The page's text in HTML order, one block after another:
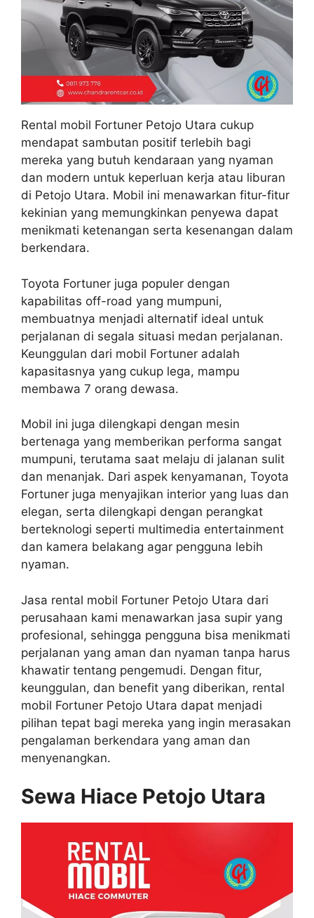
Rental mobil Fortuner Petojo Utara cukup
mendapat sambutan positif terlebih bagi
mereka yang butuh kendaraan yang nyaman
dan modern untuk keperluan kerja atau liburan
di Petojo Utara. Mobil ini menawarkan fitur-fitur
kekinian yang memungkinkan penyewa dapat
menikmati ketenangan serta kesenangan dalam
berkendara.
Toyota Fortuner juga populer dengan
kapabilitas off-road yang mumpuni,
membuatnya menjadi alternatif ideal untuk
perjalanan di segala situasi medan perjalanan.
Keunggulan dari mobil Fortuner adalah
kapasitasnya yang cukup lega, mampu
membawa 7 orang dewasa.
Mobil ini juga dilengkapi dengan mesin
bertenaga yang memberikan performa sangat
mumpuni, terutama saat melaju di jalanan sulit
dan menanjak. Dari aspek kenyamanan, Toyota
Fortuner juga menyajikan interior yang luas dan
elegan, serta dilengkapi dengan perangkat
berteknologi seperti multimedia entertainment
dan kamera belakang agar pengguna lebih
nyaman.
Jasa rental mobil Fortuner Petojo Utara dari
perusahaan kami menawarkan jasa supir yang
profesional, sehingga pengguna bisa menikmati
perjalanan yang aman dan nyaman tanpa harus
khawatir tentang pengemudi. Dengan fitur,
keunggulan, dan benefit yang diberikan, rental
mobil Fortuner Petojo Utara dapat menjadi
pilihan tepat bagi mereka yang ingin merasakan
pengalaman berkendara yang aman dan
menyenangkan.
Sewa Hiace Petojo Utara